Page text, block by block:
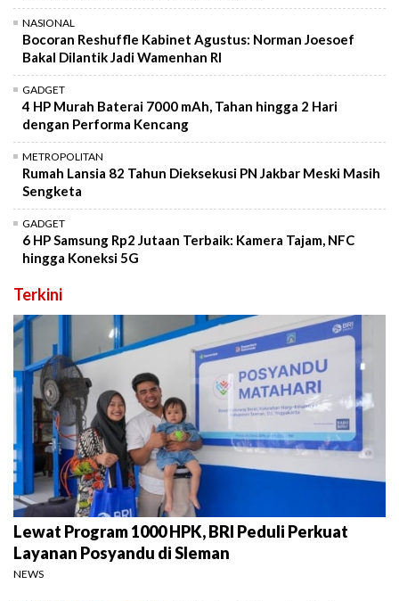
NASIONAL
Bocoran Reshuffle Kabinet Agustus: Norman Joesoef
Bakal Dilantik Jadi Wamenhan RI
GADGET
4 HP Murah Baterai 7000 mAh, Tahan hingga 2 Hari
dengan Performa Kencang
METROPOLITAN
Rumah Lansia 82 Tahun Dieksekusi PN Jakbar Meski Masih
Sengketa
GADGET
6 HP Samsung Rp2 Jutaan Terbaik: Kamera Tajam, NFC
hingga Koneksi 5G
Terkini
Lewat Program 1000 HPK, BRI Peduli Perkuat
Layanan Posyandu di Sleman
NEWS